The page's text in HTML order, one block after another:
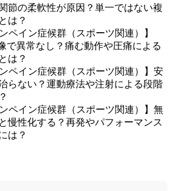
節の柔軟性が原因？単一ではない複
は？
ペイン症候群（スポーツ関連）】
で異常なし？痛む動作や圧痛による
は？
ンペイン症候群（スポーツ関連）】安
らない？運動療法や注射による段階
ンペイン症候群（スポーツ関連）】無
慢性化する？再発やパフォーマンス
は？